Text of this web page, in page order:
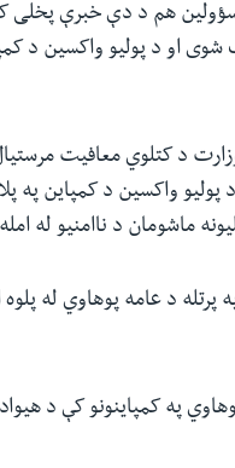
هم د دې خبرې
د پولیو واکسین د
د کتلوي معافیت
واکسین د کمپاین په
ماشومان د ناامنیو له
د عامه پوهاوي له پلوه
په کمپاینونو کې د